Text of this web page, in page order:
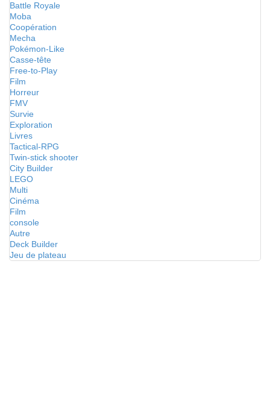
Battle Royale
Moba
Coopération
Mecha
Pokémon-Like
Casse-tête
Free-to-Play
Film
Horreur
FMV
Survie
Exploration
Livres
Tactical-RPG
Twin-stick shooter
City Builder
LEGO
Multi
Cinéma
Film
console
Autre
Deck Builder
Jeu de plateau